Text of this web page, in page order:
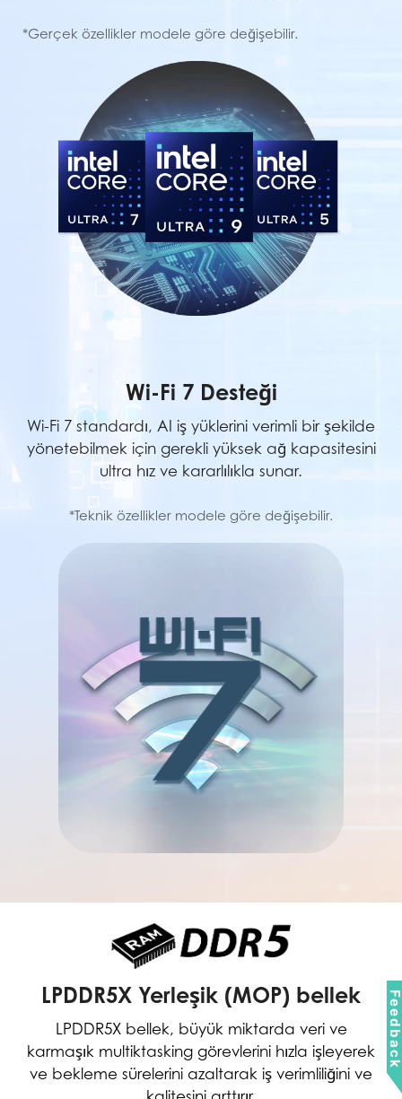
*Gerçek özellikler modele göre değişebilir.
Wi-Fi 7 Desteği
Wi-Fi 7 standardı, AI iş yüklerini verimli bir şekilde
yönetebilmek için gerekli yüksek ağ kapasitesini
ultra hız ve kararlılıkla sunar.
*Teknik özellikler modele göre değişebilir.
LPDDR5X Yerleşik (MOP) bellek
LPDDR5X bellek, büyük miktarda veri ve
karmaşık multiktasking görevlerini hızla işleyerek
ve bekleme sürelerini azaltarak iş verimliliğini ve